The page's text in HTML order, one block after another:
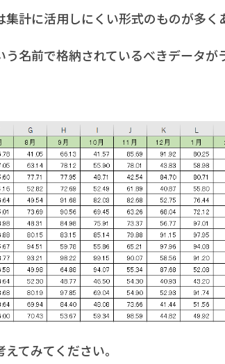
計に活用しにくい形式のものが多く
名前で格納されているべきデータが
てみてください。